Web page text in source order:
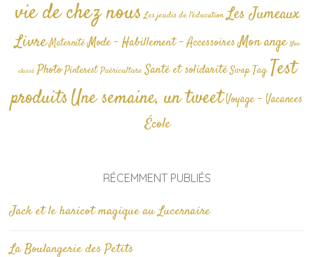
vie de chez nous Les jeudis de l'éducation Les Jumeaux
Livre Maternité Mode - Habillement - AccessoiresMon ange Non
classé Photo Pinterest Puériculture Santé et solidarité Swap TagTest
produitsUne semaine, un tweetVoyage - Vacances
École
RÉCEMMENT PUBLIÉS
Jack et le haricot magique au Lucernaire
La Boulangerie des Petits